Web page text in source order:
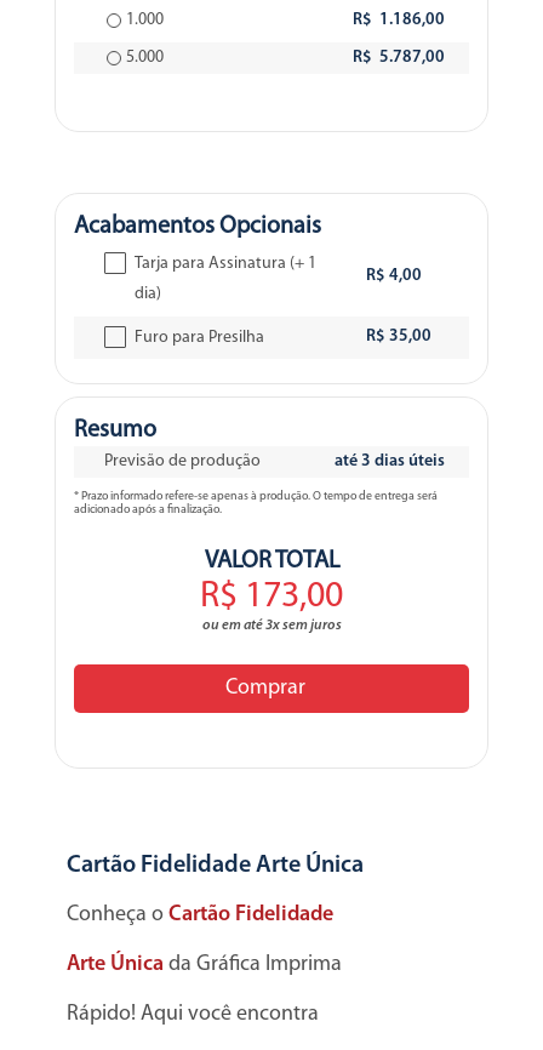
1.000 R$ 1.186,00
5.000 R$ 5.787,00
Acabamentos Opcionais
Tarja para Assinatura (+ 1
dia)
R$ 4,00
Furo para Presilha R$ 35,00
Resumo
Previsão de produção até 3 dias úteis
* Prazo informado refere-se apenas à produção. O tempo de entrega será
adicionado após a finalização.
VALOR TOTAL
R$ 173,00
ou em até 3x sem juros
Comprar
Cartão Fidelidade Arte Única
Conheça o Cartão Fidelidade
Arte Única da Gráfica Imprima
Rápido! Aqui você encontra